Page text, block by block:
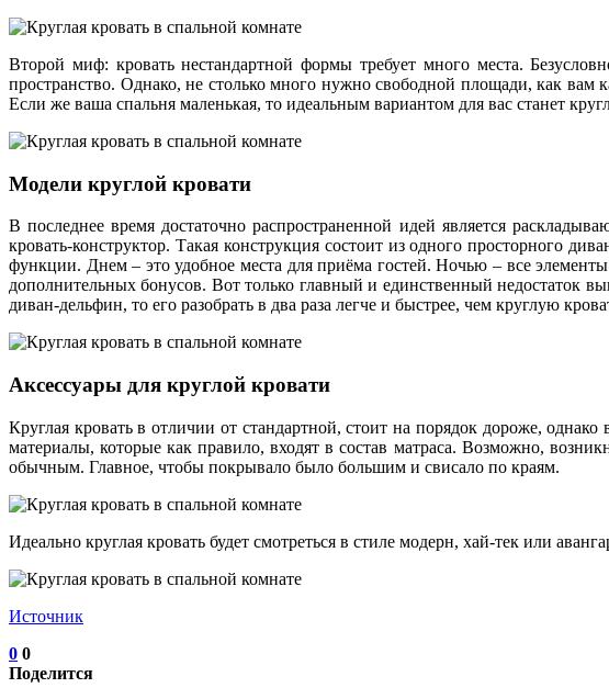
Второй миф: кровать нестандартной формы требует много места.
пространство. Однако, не столько много нужно свободной площади, как вам
Если же ваша спальня маленькая, то идеальным вариантом для вас станет
Модели круглой кровати
В последнее время достаточно распространенной идей является
кровать-конструктор. Такая конструкция состоит из одного просторного
функции. Днем – это удобное места для приёма гостей. Ночью – все
дополнительных бонусов. Вот только главный и единственный недостаток
диван-дельфин, то его разобрать в два раза легче и быстрее, чем круглую
Аксессуары для круглой кровати
Круглая кровать в отличии от стандартной, стоит на порядок дороже,
материалы, которые как правило, входят в состав матраса. Возможно,
обычным. Главное, чтобы покрывало было большим и свисало по краям.
Идеально круглая кровать будет смотреться в стиле модерн, хай-тек или
Источник
0 0
Поделится